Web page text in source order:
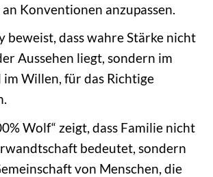
Konventionen anzupassen.
beweist, dass wahre Stärke nicht
Aussehen liegt, sondern im
im Willen, für das Richtige
Wolf“ zeigt, dass Familie nicht
bedeutet, sondern
von Menschen, die